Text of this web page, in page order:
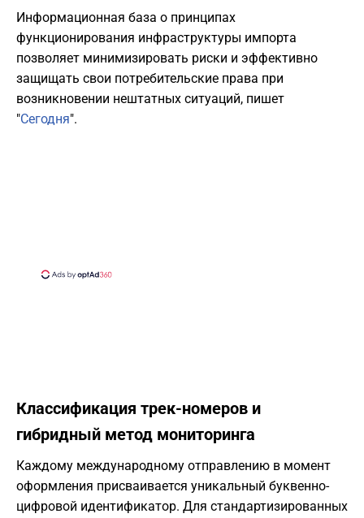
Информационная база о принципах
функционирования инфраструктуры импорта
позволяет минимизировать риски и эффективно
защищать свои потребительские права при
возникновении нештатных ситуаций, пишет
"Сегодня".
Классификация трек-номеров и
гибридный метод мониторинга
Каждому международному отправлению в момент
оформления присваивается уникальный буквенно-
цифровой идентификатор. Для стандартизированных